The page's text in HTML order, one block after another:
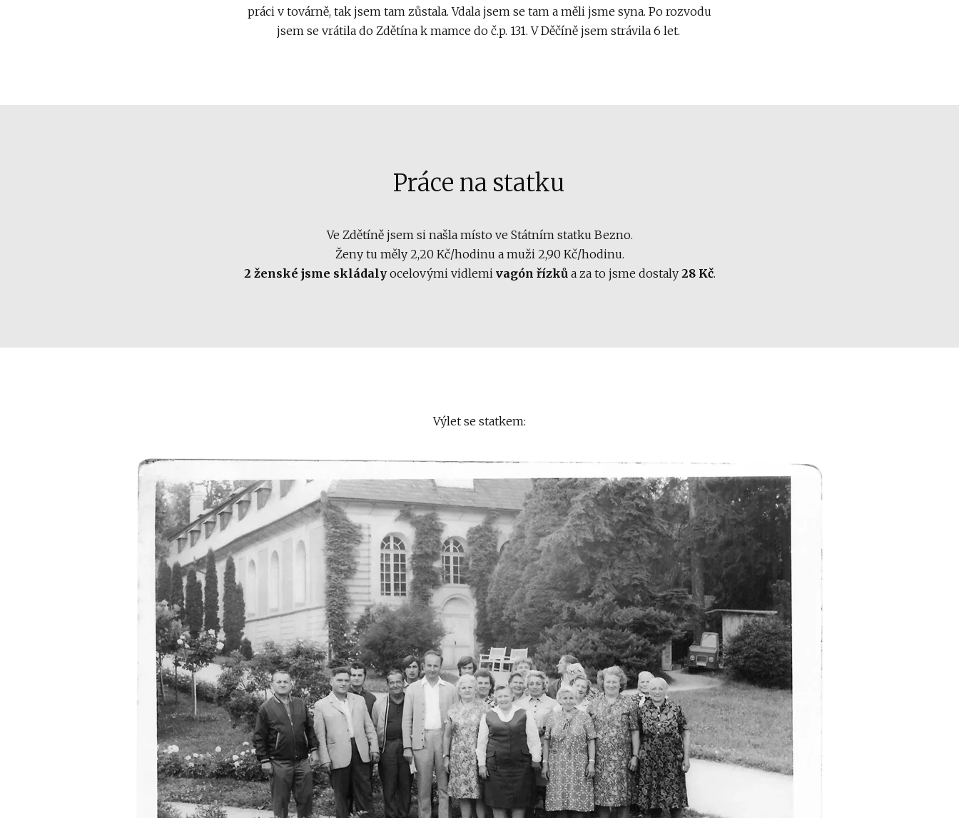
práci v továrně, tak jsem tam zůstala. Vdala jsem se tam a měli jsme syna. Po rozvodu
jsem se vrátila do Zdětína k mamce do č.p. 131. V Děčíně jsem strávila 6 let.
Práce na statku
Ve Zdětíně jsem si našla místo ve Státním statku Bezno.
Ženy tu měly 2,20 Kč/hodinu a muži 2,90 Kč/hodinu.
2 ženské jsme skládalyocelovými vidlemi vagón řízků a za to jsme dostaly 28 Kč.
Výlet se statkem: